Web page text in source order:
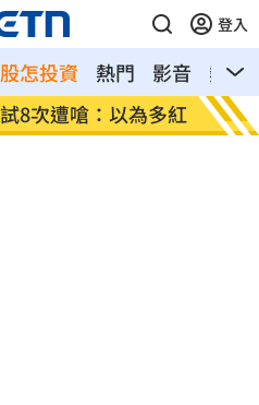
登入
怎投資 熱門 影音
熱搜
8次遭嗆：以為多紅
小說
金